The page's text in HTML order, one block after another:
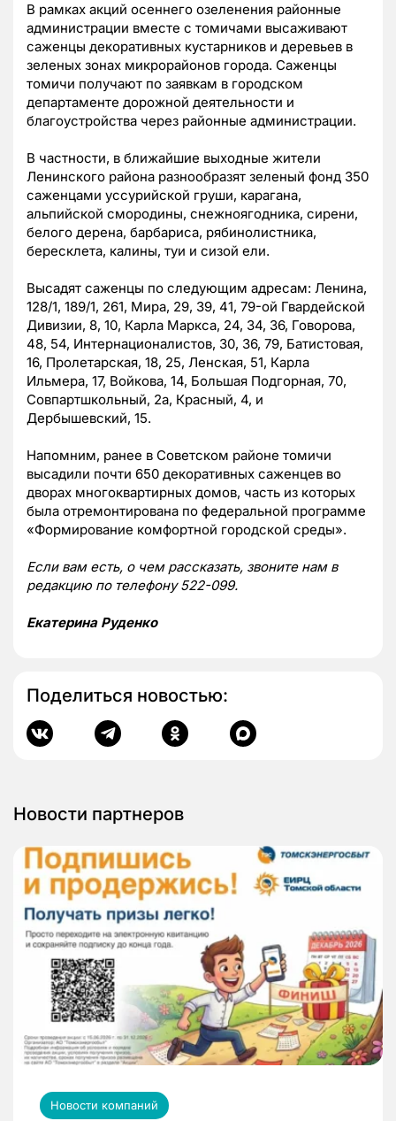
В рамках акций осеннего озеленения районные
администрации вместе с томичами высаживают
саженцы декоративных кустарников и деревьев в
зеленых зонах микрорайонов города. Саженцы
томичи получают по заявкам в городском
департаменте дорожной деятельности и
благоустройства через районные администрации.
В частности, в ближайшие выходные жители
Ленинского района разнообразят зеленый фонд 350
саженцами уссурийской груши, карагана,
альпийской смородины, снежноягодника, сирени,
белого дерена, барбариса, рябинолистника,
бересклета, калины, туи и сизой ели.
Высадят саженцы по следующим адресам: Ленина,
128/1, 189/1, 261, Мира, 29, 39, 41, 79-ой Гвардейской
Дивизии, 8, 10, Карла Маркса, 24, 34, 36, Говорова,
48, 54, Интернационалистов, 30, 36, 79, Батистовая,
16, Пролетарская, 18, 25, Ленская, 51, Карла
Ильмера, 17, Войкова, 14, Большая Подгорная, 70,
Совпартшкольный, 2а, Красный, 4, и
Дербышевский, 15.
Напомним, ранее в Советском районе томичи
высадили почти 650 декоративных саженцев во
дворах многоквартирных домов, часть из которых
была отремонтирована по федеральной программе
«Формирование комфортной городской среды».
Если вам есть, о чем рассказать, звоните нам в
редакцию по телефону 522-099.
Екатерина Руденко
Поделиться новостью:
Новости партнеров
Новости компаний